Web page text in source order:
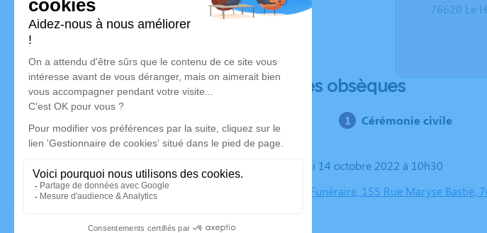
76620 Le
Déroulé des obsèques
Cérémonie civile
Le vendredi 14 octobre 2022 à 10h30
Complexe Funéraire, 155 Rue Maryse Bastié,